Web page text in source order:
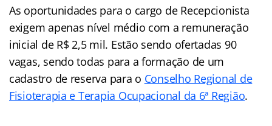
As oportunidades para o cargo de Recepcionista
exigem apenas nível médio com a remuneração
inicial de R$ 2,5 mil. Estão sendo ofertadas 90
vagas, sendo todas para a formação de um
cadastro de reserva para o Conselho Regional de
Fisioterapia e Terapia Ocupacional da 6ª Região.